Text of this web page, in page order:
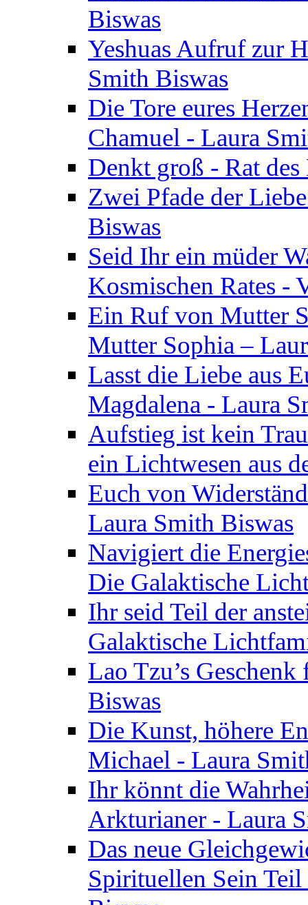
Biswas
Yeshuas Aufruf zur
Smith Biswas
Die Tore eures
Chamuel - Laura
Denkt groß - Rat
Zwei Pfade der
Biswas
Seid Ihr ein müder
Kosmischen Rates -
Ein Ruf von Mutter
Mutter Sophia –
Lasst die Liebe aus
Magdalena - Laura
Aufstieg ist kein
ein Lichtwesen aus
Euch von
Laura Smith Biswas
Navigiert die
Die Galaktische
Ihr seid Teil der
Galaktische
Lao Tzu’s
Biswas
Die Kunst, höhere
Michael - Laura
Ihr könnt die
Arkturianer - Laura
Das neue
Spirituellen Sein